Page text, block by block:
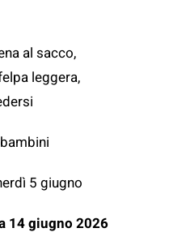
al sacco,
leggera,
5 giugno
14 giugno 2026